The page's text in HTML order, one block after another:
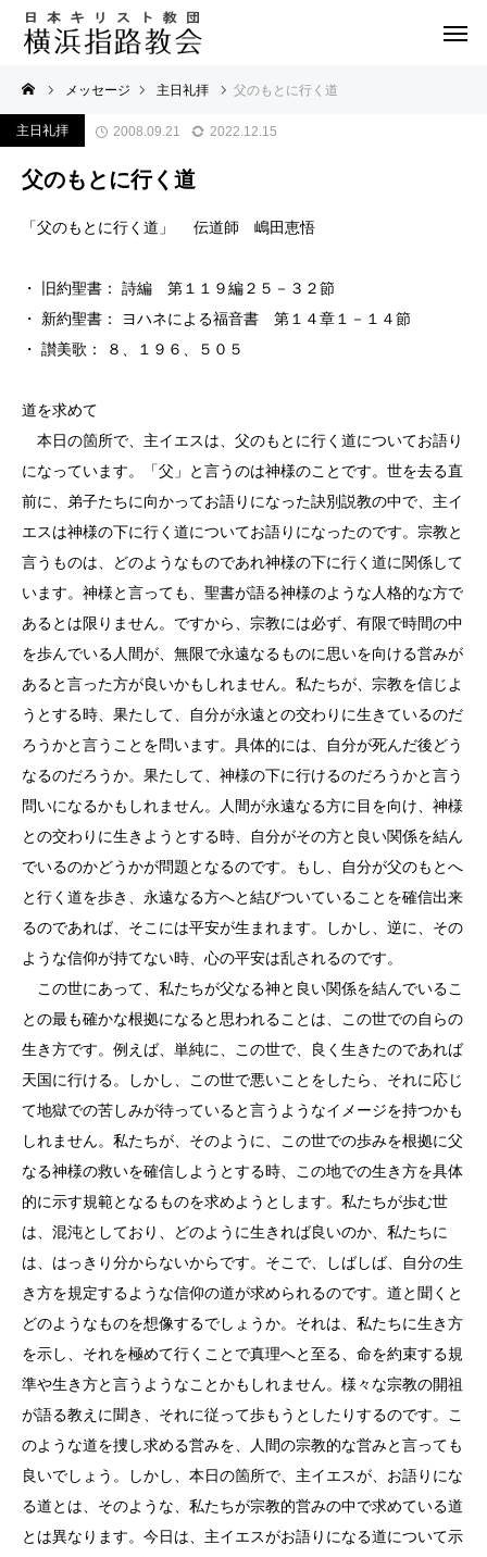
メッセージ 主日礼拝 父のもとに行く道
主日礼拝 2008.09.21 2022.12.15
父のもとに行く道
「父のもとに行く道」 伝道師 嶋田恵悟
・ 旧約聖書： 詩編 第１１９編２５－３２節
・ 新約聖書： ヨハネによる福音書 第１４章１－１４節
・ 讃美歌： ８、１９６、５０５
道を求めて
本日の箇所で、主イエスは、父のもとに行く道についてお語り
になっています。「父」と言うのは神様のことです。世を去る直
前に、弟子たちに向かってお語りになった訣別説教の中で、主イ
エスは神様の下に行く道についてお語りになったのです。宗教と
言うものは、どのようなものであれ神様の下に行く道に関係して
います。神様と言っても、聖書が語る神様のような人格的な方で
あるとは限りません。ですから、宗教には必ず、有限で時間の中
を歩んでいる人間が、無限で永遠なるものに思いを向ける営みが
あると言った方が良いかもしれません。私たちが、宗教を信じよ
うとする時、果たして、自分が永遠との交わりに生きているのだ
ろうかと言うことを問います。具体的には、自分が死んだ後どう
なるのだろうか。果たして、神様の下に行けるのだろうかと言う
問いになるかもしれません。人間が永遠なる方に目を向け、神様
との交わりに生きようとする時、自分がその方と良い関係を結ん
でいるのかどうかが問題となるのです。もし、自分が父のもとへ
と行く道を歩き、永遠なる方へと結びついていることを確信出来
るのであれば、そこには平安が生まれます。しかし、逆に、その
ような信仰が持てない時、心の平安は乱されるのです。
この世にあって、私たちが父なる神と良い関係を結んでいるこ
との最も確かな根拠になると思われることは、この世での自らの
生き方です。例えば、単純に、この世で、良く生きたのであれば
天国に行ける。しかし、この世で悪いことをしたら、それに応じ
て地獄での苦しみが待っていると言うようなイメージを持つかも
しれません。私たちが、そのように、この世での歩みを根拠に父
なる神様の救いを確信しようとする時、この地での生き方を具体
的に示す規範となるものを求めようとします。私たちが歩む世
は、混沌としており、どのように生きれば良いのか、私たちに
は、はっきり分からないからです。そこで、しばしば、自分の生
き方を規定するような信仰の道が求められるのです。道と聞くと
どのようなものを想像するでしょうか。それは、私たちに生き方
を示し、それを極めて行くことで真理へと至る、命を約束する規
準や生き方と言うようなことかもしれません。様々な宗教の開祖
が語る教えに聞き、それに従って歩もうとしたりするのです。こ
のような道を捜し求める営みを、人間の宗教的な営みと言っても
良いでしょう。しかし、本日の箇所で、主イエスが、お語りにな
る道とは、そのような、私たちが宗教的営みの中で求めている道
とは異なります。今日は、主イエスがお語りになる道について示